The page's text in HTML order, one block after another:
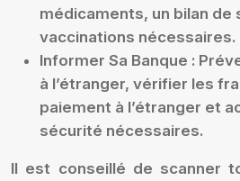
médicaments, un bilan
vaccinations nécessaires.
Informer Sa Banque :
à l’étranger, vérifier les
paiement à l’étranger et
sécurité nécessaires.
Il est conseillé de scanner